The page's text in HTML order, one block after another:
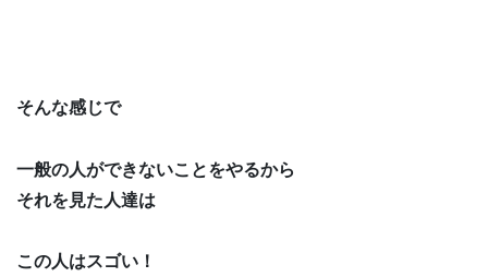
そんな感じで
一般の人ができないことをやるから
それを見た人達は
この人はスゴい！